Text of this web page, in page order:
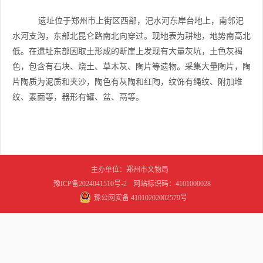
遗址位于郑州市上街区西部，汜水河东岸台地上，南邻汜
水河支沟，东部北昆仑路南北向穿过。现地表为耕地，地势南高北
低。在遗址东部因取土形成的断崖上发现有大量灰坑，土色灰褐
色，包含有石块、烧土、草木灰、陶片等遗物。采集大量陶片，陶
片陶质为泥质和夹沙，陶色有灰陶和红陶，纹饰有绳纹、附加堆
纹、素面等，器形有罐、盆、鬲等。
主办单位：郑州市文物局
豫ICP备2024041510号-2
网站标识码：4101000028
豫公网安备 41010202002579号